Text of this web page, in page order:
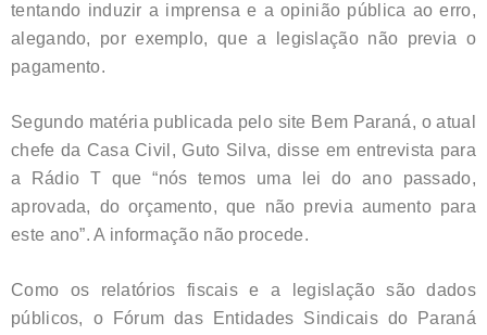
tentando induzir a imprensa e a opinião pública ao erro,
alegando, por exemplo, que a legislação não previa o
pagamento.
Segundo matéria publicada pelo site Bem Paraná, o atual
chefe da Casa Civil, Guto Silva, disse em entrevista para
a Rádio T que “nós temos uma lei do ano passado,
aprovada, do orçamento, que não previa aumento para
este ano”. A informação não procede.
Como os relatórios fiscais e a legislação são dados
públicos, o Fórum das Entidades Sindicais do Paraná